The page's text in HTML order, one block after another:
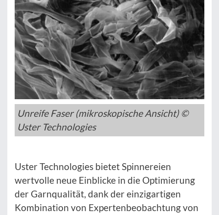
Unreife Faser (mikroskopische Ansicht) ©
Uster Technologies
Uster Technologies bietet Spinnereien
wertvolle neue Einblicke in die Optimierung
der Garnqualität, dank der einzigartigen
Kombination von Expertenbeobachtung von